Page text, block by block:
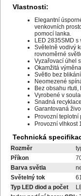
Vlastnosti:
Elegantní
venkovních
pomocí lanka.
LED 2835SMD s
Světelně vodivý
rovnoměrné
Vyzařovací úhel
Okamžitá
Světlo bez
Neomezené
Bez obsahu rtuti,
Vyrobené v
Snadná
Garantovaná
Provozní
Provozní vlhkost
Technická
Rozměr
Příkon
Barva světla
Světelný tok
Typ LED diod a počet